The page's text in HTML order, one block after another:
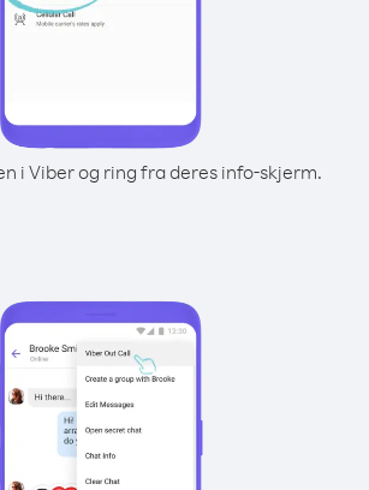
i Viber og ring fra deres info-skjerm.